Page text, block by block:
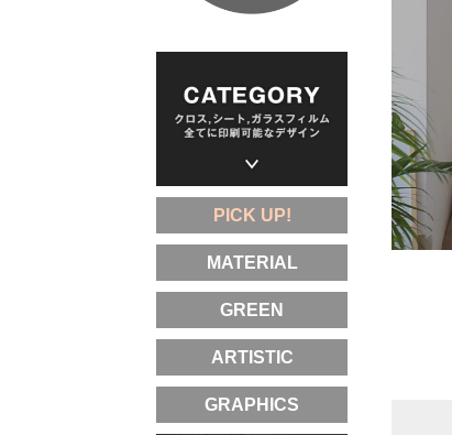
PICK UP!
MATERIAL
GREEN
ARTISTIC
GRAPHICS